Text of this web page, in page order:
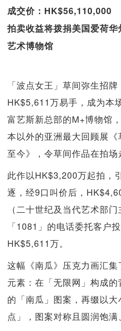
成交价：HK$56,110,000
拍卖收益将拨捐美国爱荷
艺术博物馆
「波点女王」草间弥生招
HK$5,611万易手，成为本
富艺斯新总部的M+博物馆
本以外的亚洲最大回顾展
至今》，令草间作品在拍场
此作以HK$3,200万起拍，
逐，经9口叫价后，
（二十世纪及当代艺术部
「1081」的电话委托客户
HK$5,611万。
这幅《南瓜》压克力画汇
元素：在「无限网」构成
的「南瓜」图案，再缀以
点」，图案对称且圆润饱满